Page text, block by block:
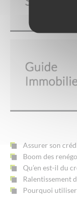
Assurer son
Boom des
Qu’en est-il du
Ralentissement
Pourquoi